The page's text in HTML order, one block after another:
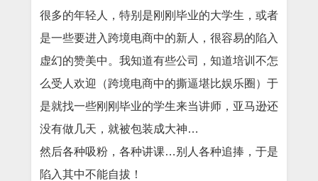
很多的年轻人，特别是刚刚毕业的大学生，或者
是一些要进入跨境电商中的新人，很容易的陷入
虚幻的赞美中。我知道有些公司，知道培训不怎
么受人欢迎（跨境电商中的撕逼堪比娱乐圈）于
是就找一些刚刚毕业的学生来当讲师，亚马逊还
没有做几天，就被包装成大神…
然后各种吸粉，各种讲课…别人各种追捧，于是
陷入其中不能自拔！